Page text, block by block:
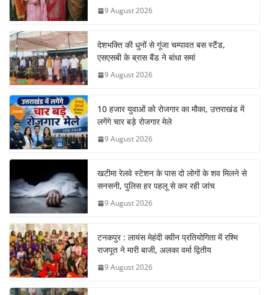
9 August 2026
देशभक्ति की धुनों से गूंजा चम्पावत बस स्टैंड,
एसएसबी के ब्रास बैंड ने बांधा समां
9 August 2026
10 हजार युवाओं को रोजगार का मौका, उत्तराखंड में
लगेंगे चार बड़े रोजगार मेले
9 August 2026
खटीमा रेलवे स्टेशन के पास दो लोगों के शव मिलने से
सनसनी, पुलिस हर पहलू से कर रही जांच
9 August 2026
टनकपुर : लायंस मेहंदी क्वीन प्रतियोगिता में रश्मि
राजपूत ने मारी बाजी, अलका वर्मा द्वितीय
9 August 2026